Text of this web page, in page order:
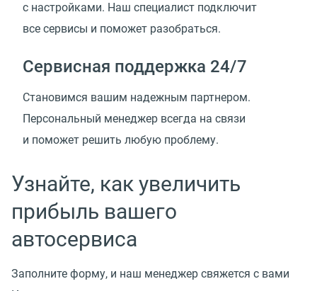
с настройками. Наш специалист подключит
все сервисы и поможет разобраться.
Сервисная поддержка 24/7
Cтановимся вашим надежным партнером.
Персональный менеджер всегда на связи
и поможет решить любую проблему.
Узнайте, как увеличить
прибыль вашего
автосервиса
Заполните форму, и наш менеджер свяжется с вами